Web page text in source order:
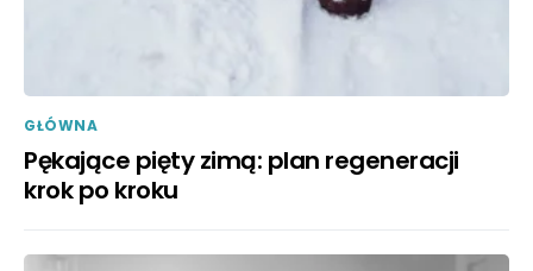
GŁÓWNA
Pękające pięty zimą: plan regeneracji
krok po kroku